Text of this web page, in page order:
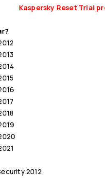
Kaspersky Reset Trial
2012